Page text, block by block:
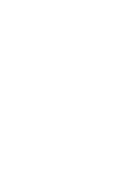
kada vaš